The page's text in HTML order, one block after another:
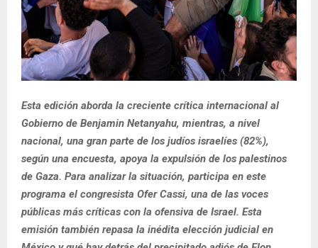
Esta edición aborda la creciente crítica internacional al
Gobierno de Benjamin Netanyahu, mientras, a nivel
nacional, una gran parte de los judíos israelíes (82%),
según una encuesta, apoya la expulsión de los palestinos
de Gaza. Para analizar la situación, participa en este
programa el congresista Ofer Cassi, una de las voces
públicas más críticas con la ofensiva de Israel. Esta
emisión también repasa la inédita elección judicial en